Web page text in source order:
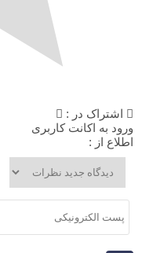
اشتراک در :
ورود به اکانت کاربری
اطلاع از :